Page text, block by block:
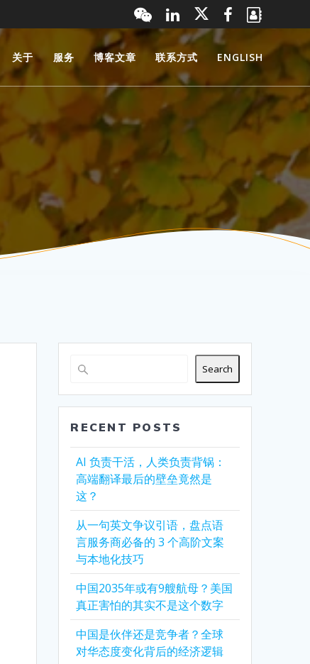
关于 服务 博客文章 联系方式 ENGLISH
Search
RECENT POSTS
AI 负责干活，人类负责背锅：
高端翻译最后的壁垒竟然是
这？
从一句英文争议引语，盘点语
言服务商必备的 3 个高阶文案
与本地化技巧
中国2035年或有9艘航母？美国
真正害怕的其实不是这个数字
中国是伙伴还是竞争者？全球
对华态度变化背后的经济逻辑